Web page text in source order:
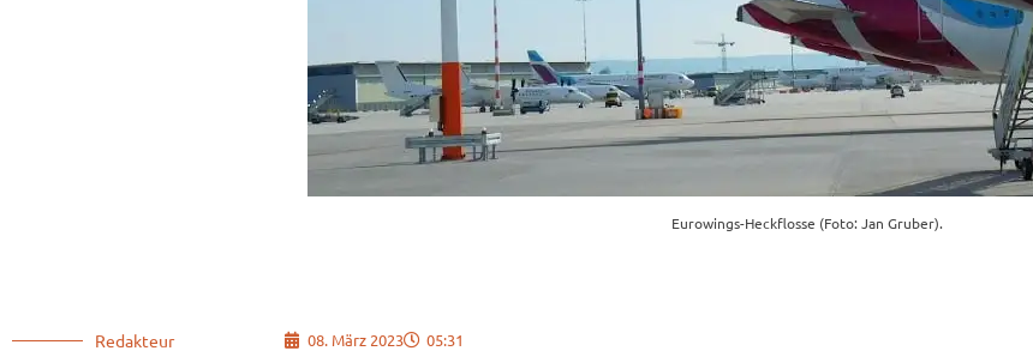
Eurowings-Heckflosse (Foto: Jan Gruber).
Redakteur 08. März 2023 05:31